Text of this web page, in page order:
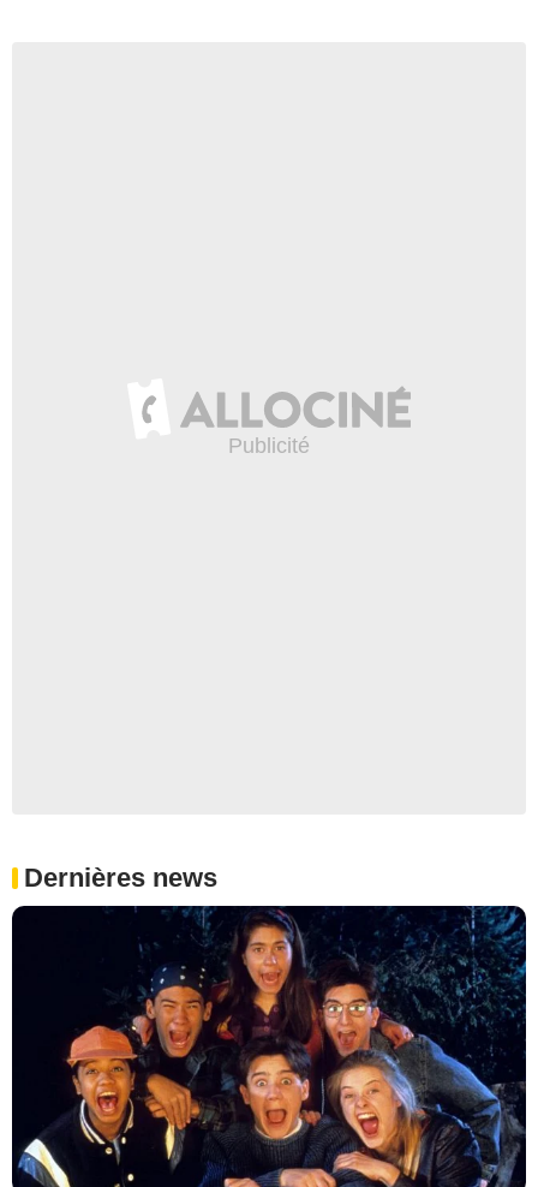
Dernières news